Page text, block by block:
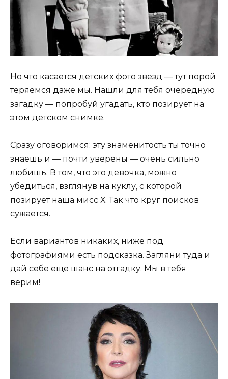
Но что касается детских фото звезд — тут порой
теряемся даже мы. Нашли для тебя очередную
загадку — попробуй угадать, кто позирует на
этом детском снимке.
Сразу оговоримся: эту знаменитость ты точно
знаешь и — почти уверены — очень сильно
любишь. В том, что это девочка, можно
убедиться, взглянув на куклу, с которой
позирует наша мисс Х. Так что круг поисков
сужается.
Если вариантов никаких, ниже под
фотографиями есть подсказка. Загляни туда и
дай себе еще шанс на отгадку. Мы в тебя
верим!